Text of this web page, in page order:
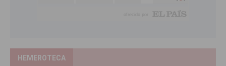
HEMEROTECA